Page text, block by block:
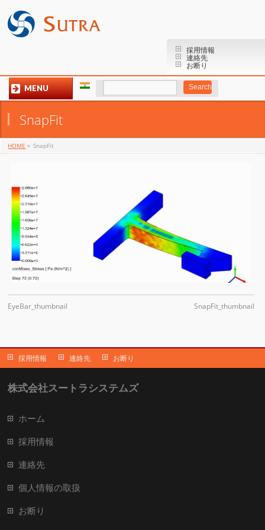
採用情報
連絡先
お断り
MENU
SnapFit
HOME » SnapFit
EyeBar_thumbnail SnapFit_thumbnail
採用情報 連絡先 お断り
株式会社スートラシステムズ
ホーム
採用情報
連絡先
個人情報の取扱
お断り